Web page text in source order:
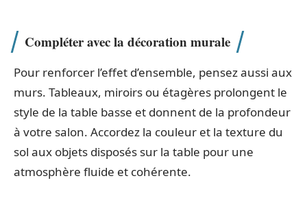
Compléter avec la décoration murale
Pour renforcer l’effet d’ensemble, pensez aussi aux
murs. Tableaux, miroirs ou étagères prolongent le
style de la table basse et donnent de la profondeur
à votre salon. Accordez la couleur et la texture du
sol aux objets disposés sur la table pour une
atmosphère fluide et cohérente.